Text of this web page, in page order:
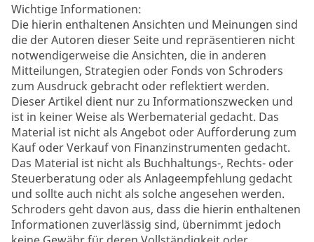
Wichtige Informationen:
Die hierin enthaltenen Ansichten und Meinungen sind
die der Autoren dieser Seite und repräsentieren nicht
notwendigerweise die Ansichten, die in anderen
Mitteilungen, Strategien oder Fonds von Schroders
zum Ausdruck gebracht oder reflektiert werden.
Dieser Artikel dient nur zu Informationszwecken und
ist in keiner Weise als Werbematerial gedacht. Das
Material ist nicht als Angebot oder Aufforderung zum
Kauf oder Verkauf von Finanzinstrumenten gedacht.
Das Material ist nicht als Buchhaltungs-, Rechts- oder
Steuerberatung oder als Anlageempfehlung gedacht
und sollte auch nicht als solche angesehen werden.
Schroders geht davon aus, dass die hierin enthaltenen
Informationen zuverlässig sind, übernimmt jedoch